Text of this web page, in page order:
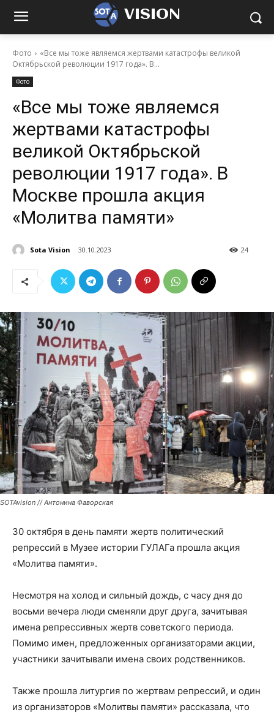
VISION
Фото
«Все мы тоже являемся жертвами катастрофы великой
Октябрьской революции 1917 года». В...
Фото
«Все мы тоже являемся
жертвами катастрофы
великой Октябрьской
революции 1917 года». В
Москве прошла акция
«Молитва памяти»
Sota Vision 30.10.2023 24
SOTAvision // Антонина Фаворская
30 октября в день памяти жертв политический
репрессий в Музее истории ГУЛАГа прошла акция
«Молитва памяти».
Несмотря на холод и сильный дождь, с часу дня до
восьми вечера люди сменяли друг друга, зачитывая
имена репрессивных жертв советского периода.
Помимо имен, предложенных организаторами акции,
участники зачитывали имена своих родственников.
Также прошла литургия по жертвам репрессий, и один
из организаторов «Молитвы памяти» рассказала, что